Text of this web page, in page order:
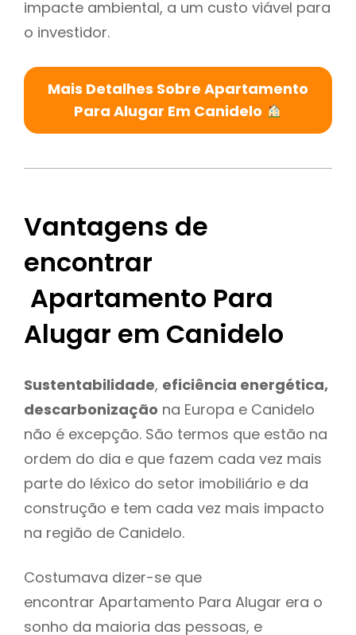
impacte ambiental, a um custo viável para
o investidor.
Mais Detalhes Sobre Apartamento
Para Alugar Em Canidelo
Vantagens de
encontrar
Apartamento Para
Alugar em Canidelo
Sustentabilidade, eficiência energética,
descarbonização na Europa e Canidelo
não é excepção. São termos que estão na
ordem do dia e que fazem cada vez mais
parte do léxico do setor imobiliário e da
construção e tem cada vez mais impacto
na região de Canidelo.
Costumava dizer-se que
encontrar Apartamento Para Alugar era o
sonho da maioria das pessoas, e